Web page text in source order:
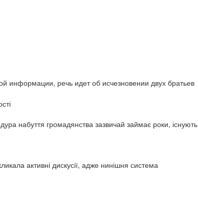
речь идет об исчезновении двух братьев
набуття громадянства зазвичай займає роки, існують
активні дискусії, адже нинішня система